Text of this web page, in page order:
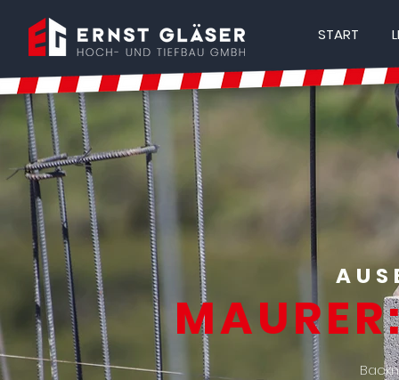
START